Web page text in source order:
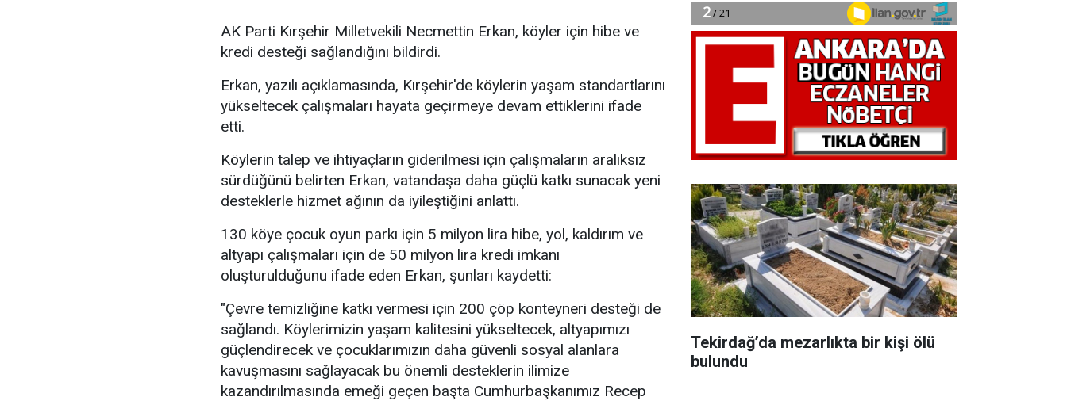
AK Parti Kırşehir Milletvekili Necmettin Erkan, köyler için hibe ve
kredi desteği sağlandığını bildirdi.
Erkan, yazılı açıklamasında, Kırşehir'de köylerin yaşam standartlarını
yükseltecek çalışmaları hayata geçirmeye devam ettiklerini ifade
etti.
Köylerin talep ve ihtiyaçların giderilmesi için çalışmaların aralıksız
sürdüğünü belirten Erkan, vatandaşa daha güçlü katkı sunacak yeni
desteklerle hizmet ağının da iyileştiğini anlattı.
130 köye çocuk oyun parkı için 5 milyon lira hibe, yol, kaldırım ve
altyapı çalışmaları için de 50 milyon lira kredi imkanı
oluşturulduğunu ifade eden Erkan, şunları kaydetti:
"Çevre temizliğine katkı vermesi için 200 çöp konteyneri desteği de
sağlandı. Köylerimizin yaşam kalitesini yükseltecek, altyapımızı
güçlendirecek ve çocuklarımızın daha güvenli sosyal alanlara
kavuşmasını sağlayacak bu önemli desteklerin ilimize
kazandırılmasında emeği geçen başta Cumhurbaşkanımız Recep
Tekirdağ’da mezarlıkta bir kişi ölü
bulundu